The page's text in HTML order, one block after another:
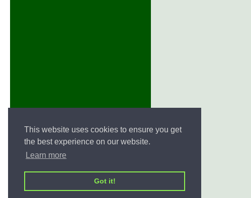
This website uses cookies to ensure you get
the best experience on our website.
Learn more
Got it!